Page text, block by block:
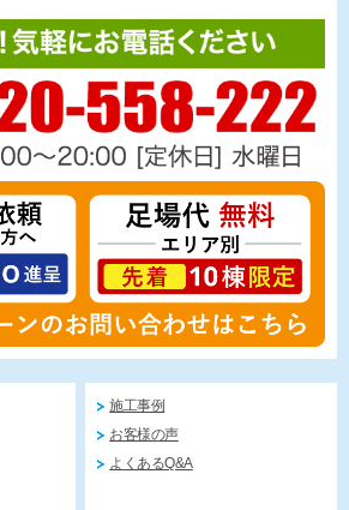
施工事例
お客様の声
よくあるQ&A